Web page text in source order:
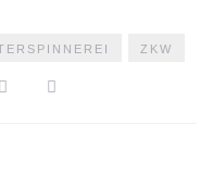
ZKW